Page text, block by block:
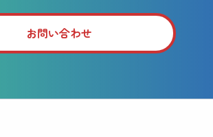
お問い合わせ